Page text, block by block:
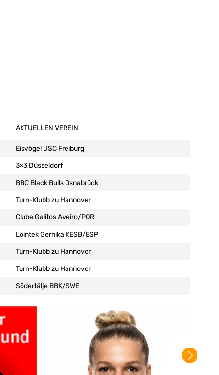
AKTUELLEN VEREIN
Eisvögel USC Freiburg
3×3 Düsseldorf
BBC Black Bulls Osnabrück
Turn-Klubb zu Hannover
Clube Galitos Aveiro/POR
Lointek Gernika KESB/ESP
Turn-Klubb zu Hannover
Turn-Klubb zu Hannover
Södertälje BBK/SWE